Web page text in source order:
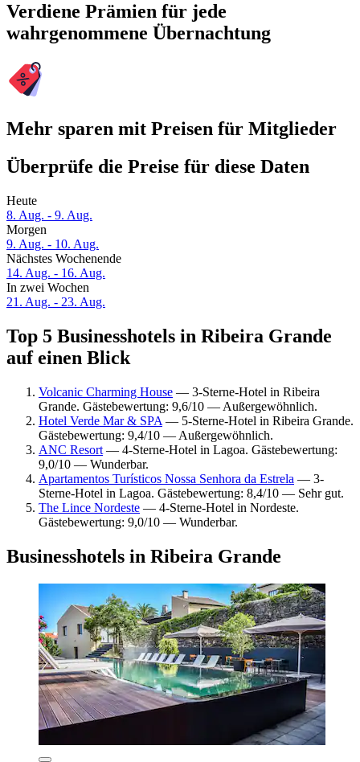
Verdiene Prämien für jede
wahrgenommene Übernachtung
Mehr sparen mit Preisen für Mitglieder
Überprüfe die Preise für diese Daten
Heute
8. Aug. - 9. Aug.
Morgen
9. Aug. - 10. Aug.
Nächstes Wochenende
14. Aug. - 16. Aug.
In zwei Wochen
21. Aug. - 23. Aug.
Top 5 Businesshotels in Ribeira Grande
auf einen Blick
Volcanic Charming House — 3-Sterne-Hotel in Ribeira
Grande. Gästebewertung: 9,6/10 — Außergewöhnlich.
Hotel Verde Mar & SPA — 5-Sterne-Hotel in Ribeira Grande.
Gästebewertung: 9,4/10 — Außergewöhnlich.
ANC Resort — 4-Sterne-Hotel in Lagoa. Gästebewertung:
9,0/10 — Wunderbar.
Apartamentos Turísticos Nossa Senhora da Estrela — 3-
Sterne-Hotel in Lagoa. Gästebewertung: 8,4/10 — Sehr gut.
The Lince Nordeste — 4-Sterne-Hotel in Nordeste.
Gästebewertung: 9,0/10 — Wunderbar.
Businesshotels in Ribeira Grande